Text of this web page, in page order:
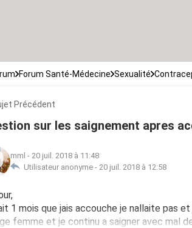
Forum Santé-Médecine Sexualité
Précédent
sur les saignement apres
mml - 20 juil. 2018 à 11:48
Utilisateur anonyme - 20 juil. 2018 à 12:58
1 mois que jais accouche je nallaite pas
femme et je continu a saigner avec mal